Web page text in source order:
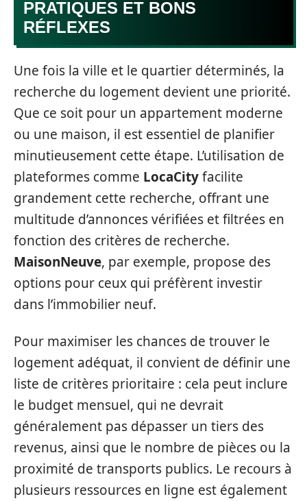
PRATIQUES ET BONS
RÉFLEXES
Une fois la ville et le quartier déterminés, la
recherche du logement devient une priorité.
Que ce soit pour un appartement moderne
ou une maison, il est essentiel de planifier
minutieusement cette étape. L’utilisation de
plateformes comme LocaCityfacilite
grandement cette recherche, offrant une
multitude d’annonces vérifiées et filtrées en
fonction des critères de recherche.
MaisonNeuve, par exemple, propose des
options pour ceux qui préfèrent investir
dans l’immobilier neuf.
Pour maximiser les chances de trouver le
logement adéquat, il convient de définir une
liste de critères prioritaire : cela peut inclure
le budget mensuel, qui ne devrait
généralement pas dépasser un tiers des
revenus, ainsi que le nombre de pièces ou la
proximité de transports publics. Le recours à
plusieurs ressources en ligne est également